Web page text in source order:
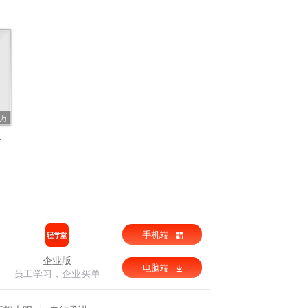
企业版
员工学习，企业买单
手机端
电脑端